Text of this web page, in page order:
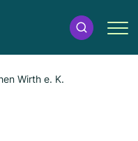
Wirth e. K.